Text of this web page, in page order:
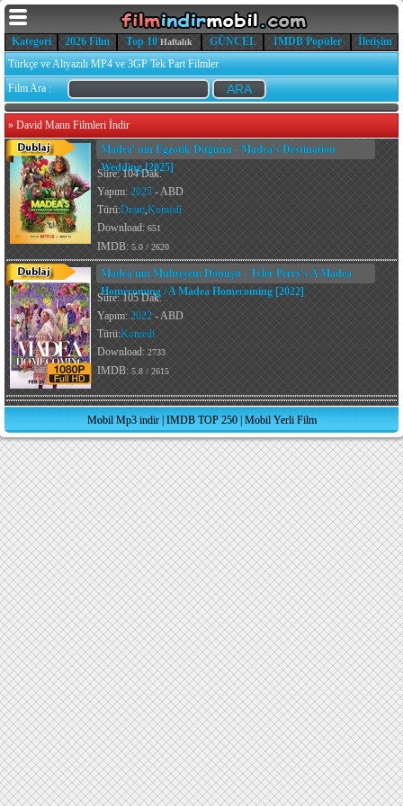
Kategori 2026 Film Top 10 Haftalık GÜNCEL IMDB Popüler
İletişim
Türkçe ve Altyazılı MP4 ve 3GP Tek Part Filmler
Film Ara :
» David Mann Filmleri İndir
Madea' nin Egzotik Düğünü - Madea's Destination
Wedding [2025]
Süre: 104 Dak.
Yapım: 2025 - ABD
Türü:Dram,Komedi
Download: 651
IMDB: 5.0 / 2620
Madea'nın Muhteşem Dönüşü - Tyler Perry's A Madea
Homecoming / A Madea Homecoming [2022]
Süre: 105 Dak.
Yapım: 2022 - ABD
Türü:Komedi
Download: 2733
IMDB: 5.8 / 2615
Mobil Mp3 indir| IMDB TOP 250| Mobil Yerli Film